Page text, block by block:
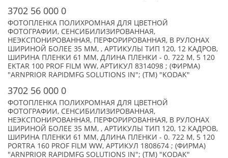
3702 56 000 0
ФОТОПЛЕНКА ПОЛИХРОМНАЯ ДЛЯ ЦВЕТНОЙ
ФОТОГРАФИИ, СЕНСИБИЛИЗИРОВАННАЯ,
НЕЭКСПОНИРОВАННАЯ, ПЕРФОРИРОВАННАЯ, В РУЛОНАХ
ШИРИНОЙ БОЛЕЕ 35 ММ, , АРТИКУЛЫ ТИП 120, 12 КАДРОВ,
ШИРИНА ПЛЕНКИ 61 ММ, ДЛИНА ПЛЕНКИ - 0. 722 М, 5 120
EKTAR 100 PROF FILM WW, АРТИКУЛ 8314098 ; (ФИРМА)
"ARNPRIOR RAPIDMFG SOLUTIONS IN"; (TM) "KODAK"
3702 56 000 0
ФОТОПЛЕНКА ПОЛИХРОМНАЯ ДЛЯ ЦВЕТНОЙ
ФОТОГРАФИИ, СЕНСИБИЛИЗИРОВАННАЯ,
НЕЭКСПОНИРОВАННАЯ, ПЕРФОРИРОВАННАЯ, В РУЛОНАХ
ШИРИНОЙ БОЛЕЕ 35 ММ, , АРТИКУЛЫ ТИП 120, 12 КАДРОВ,
ШИРИНА ПЛЕНКИ 61 ММ, ДЛИНА ПЛЕНКИ - 0. 722 М, 5 120
PORTRA 160 PROF FILM WW, АРТИКУЛ 1808674 ; (ФИРМА)
"ARNPRIOR RAPIDMFG SOLUTIONS IN"; (TM) "KODAK"